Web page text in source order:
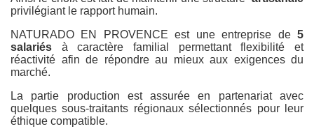
privilégiant le rapport humain.
NATURADO EN PROVENCE est une entreprise de 5
salariés à caractère familial permettant flexibilité et
réactivité afin de répondre au mieux aux exigences du
marché.
La partie production est assurée en partenariat avec
quelques sous-traitants régionaux sélectionnés pour leur
éthique compatible.